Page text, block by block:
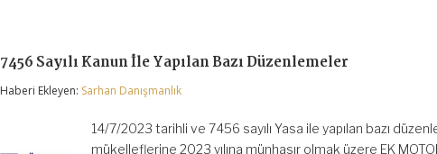
7456 Sayılı Kanun İle Yapılan Bazı Düzenlemeler
Haberi Ekleyen: Sarhan Danışmanlık
14/7/2023 tarihli ve 7456 sayılı Yasa ile yapılan bazı
mükelleflerine 2023 yılına münhasır olmak üzere EK